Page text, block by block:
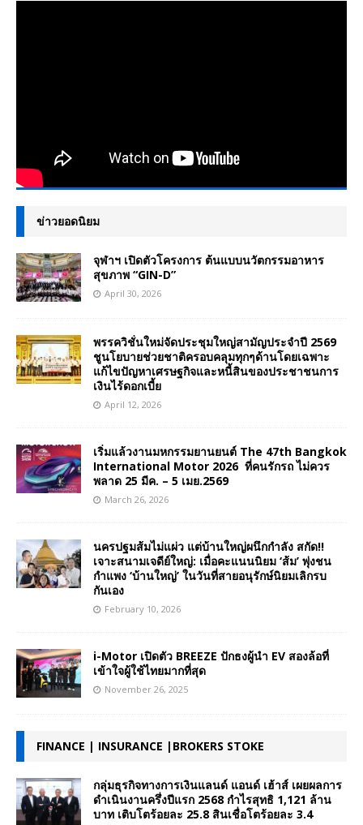
ข่าวยอดนิยม
จุฬาฯ เปิดตัวโครงการ ต้นแบบนวัตกรรมอาหาร
สุขภาพ “GIN-D”
April 30, 2026
พรรควิชั่นใหม่จัดประชุมใหญ่สามัญประจำปี 2569
ชูนโยบายช่วยชาติครอบคลุมทุกๆด้านโดยเฉพาะ
แก้ไขปัญหาเศรษฐกิจและหนี้สินของประชาชนการ
เงินไร้ดอกเบี้ย
April 12, 2026
เริ่มแล้วงานมหกรรมยานยนต์ The 47th Bangkok
International Motor 2026 ที่คนรักรถ ไม่ควร
พลาด 25 มีค. – 5 เมย.2569
March 26, 2026
นครปฐมส้มไม่แผ่ว แต่บ้านใหญ่ผนึกกำลัง สกัด!!
เจาะสนามเจดีย์ใหญ่: เมื่อคะแนนนิยม ‘ส้ม’ พุ่งชน
กำแพง ‘บ้านใหญ่’ ในวันที่สายอนุรักษ์นิยมเลิกรบ
กันเอง
February 10, 2026
i-Motor เปิดตัว BREEZE ปักธงผู้นำ EV สองล้อที่
เข้าใจผู้ใช้ไทยมากที่สุด
November 26, 2025
FINANCE | INSURANCE |BROKERS STOKE
กลุ่มธุรกิจทางการเงินแลนด์ แอนด์ เฮ้าส์ เผยผลการ
ดำเนินงานครึ่งปีแรก 2568 กำไรสุทธิ 1,121 ล้าน
บาท เติบโตร้อยละ 25.8 สินเชื่อโตร้อยละ 3.4